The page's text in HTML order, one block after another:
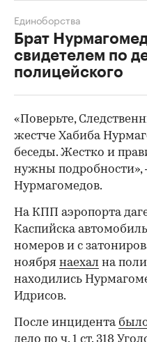
Брат
свидетелем по
полицейского
Единоборства
00:00
«Поверьте,
жестче Хабиба
беседы. Жестко и
нужны подробности»,
Нурмагомедов.
На КПП аэропорта
Каспийска
номеров и с
ноября наехал на
находились
Идрисов.
После инцидента
дело по ч. 1 ст. 318